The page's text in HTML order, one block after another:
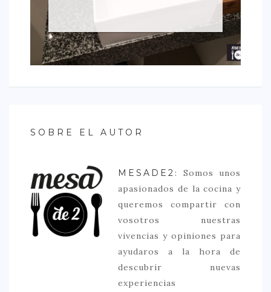
SOBRE EL AUTOR
MESADE2: Somos unos
apasionados de la cocina y
queremos compartir con
vosotros nuestras
vivencias y opiniones para
ayudaros a la hora de
descubrir nuevas
experiencias